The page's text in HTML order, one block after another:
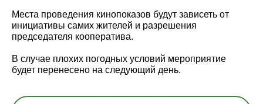
Места проведения кинопоказов будут зависеть от
инициативы самих жителей и разрешения
председателя кооператива.
В случае плохих погодных условий мероприятие
будет перенесено на следующий день.